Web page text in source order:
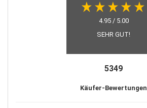
4.95 / 5.00
SEHR GUT!
5349
Käufer-Bewertungen